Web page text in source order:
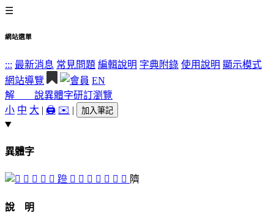
☰
網站選單
::: 最新消息 常見問題 編輯說明 字典附錄 使用說明 顯示模式
網站導覽
EN
解 說異體字研訂瀏覽
小 中 大 | 🖨️ ✉️ | 加入筆記
異體字
𢁃 𤼥 󸳄 󸳆 䠁 󸳅 󸳇 𨹷 𨹶 𨻕 󸳊 󸳈 隮
說 明